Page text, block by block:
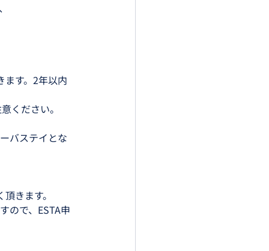
ます。2年以内
ください。
バステイとな
きます。
ので、ESTA申